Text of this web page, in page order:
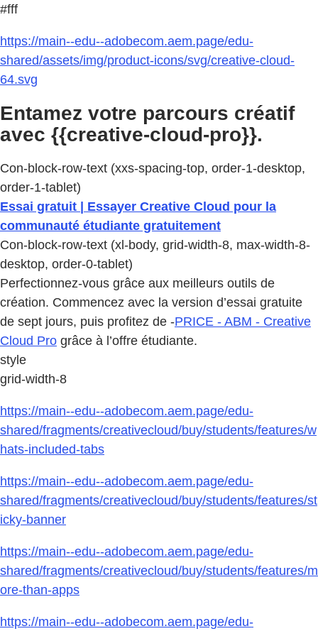
#fff
https://main--edu--adobecom.aem.page/edu-
shared/assets/img/product-icons/svg/creative-cloud-
64.svg
Entamez votre parcours créatif
avec {{creative-cloud-pro}}.
Con-block-row-text (xxs-spacing-top, order-1-desktop,
order-1-tablet)
Essai gratuit | Essayer Creative Cloud pour la
communauté étudiante gratuitement
Con-block-row-text (xl-body, grid-width-8, max-width-8-
desktop, order-0-tablet)
Perfectionnez-vous grâce aux meilleurs outils de
création. Commencez avec la version d’essai gratuite
de sept jours, puis profitez de -PRICE - ABM - Creative
Cloud Pro grâce à l’offre étudiante.
style
grid-width-8
https://main--edu--adobecom.aem.page/edu-
shared/fragments/creativecloud/buy/students/features/w
hats-included-tabs
https://main--edu--adobecom.aem.page/edu-
shared/fragments/creativecloud/buy/students/features/st
icky-banner
https://main--edu--adobecom.aem.page/edu-
shared/fragments/creativecloud/buy/students/features/m
ore-than-apps
https://main--edu--adobecom.aem.page/edu-